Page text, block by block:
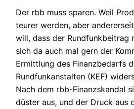
Der rbb muss sparen. Weil
teurer werden, aber
will, dass der Rundfunkbeitrag
sich da auch mal gern der
Ermittlung des Finanzbedarfs
Rundfunkanstalten (KEF)
Nach dem rbb-Finanzskandal
düster aus, und der Druck aus